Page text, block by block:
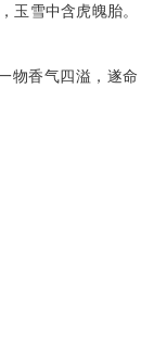
玉雪中含虎魄胎。
物香气四溢，遂命